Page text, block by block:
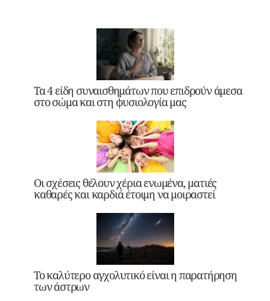
Τα 4 είδη συναισθημάτων που επιδρούν άμεσα
στο σώμα και στη φυσιολογία μας
Οι σχέσεις θέλουν χέρια ενωμένα, ματιές
καθαρές και καρδιά έτοιμη να μοιραστεί
Το καλύτερο αγχολυτικό είναι η παρατήρηση
των άστρων